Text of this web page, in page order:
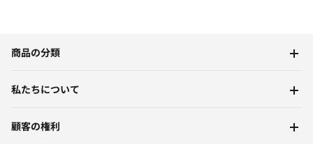
商品の分類
私たちについて
顧客の権利